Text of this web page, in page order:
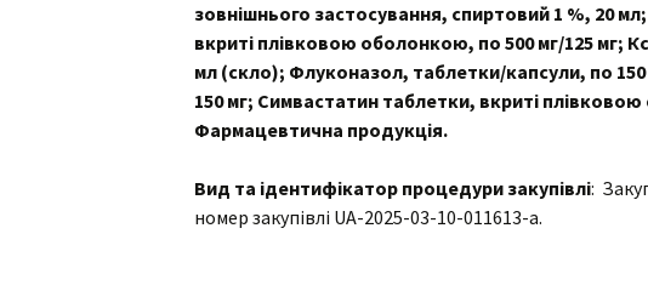
зовнішнього застосування, спиртовий 1 %, 20
вкриті плівковою оболонкою, по 500 мг/125 мг;
мл (скло); Флуконазол, таблетки/капсули, по
150 мг; Симвастатин таблетки, вкриті
Фармацевтична продукція.
Вид та ідентифікатор процедури закупівлі:
номер закупівлі UA-2025-03-10-011613-a.